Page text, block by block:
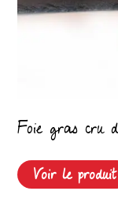
Foie gras cru
Voir le produit